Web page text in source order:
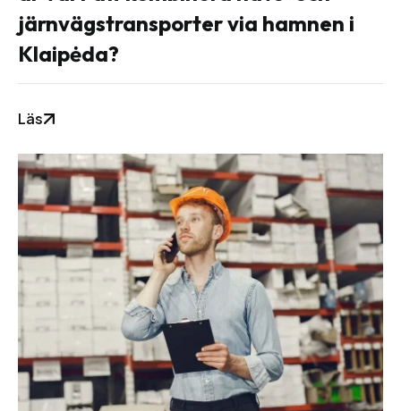
järnvägstransporter via hamnen i
Klaipėda?
Läs